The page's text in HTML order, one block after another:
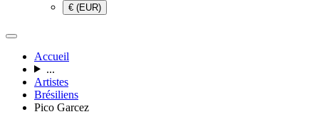
€ (EUR)
Accueil
...
Artistes
Brésiliens
Pico Garcez